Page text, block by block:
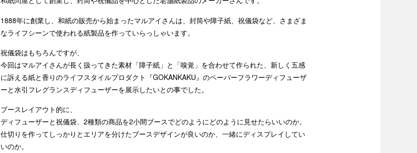
1888年に創業し、和紙の販売から始まったマルアイさんは、封筒や障子紙、祝儀袋など、さまざま
なライフシーンで使われる紙製品を作っていらっしゃいます。
祝儀袋はもちろんですが、
今回はマルアイさんが長く扱ってきた素材「障子紙」と「嗅覚」を合わせて作られた、新しく五感
に訴える紙と香りのライフスタイルプロダクト『GOKANKAKU』のペーパーフラワーディフューザ
ーと水引フレグランスディフューザーを展示したいとの事でした。
ブースレイアウト的に、
ディフューザーと祝儀袋、2種類の商品を2小間ブースでどのようにどのように見せたらいいのか。
仕切りを作ってしっかりとエリアを分けたブースデザインが良いのか、一緒にディスプレイしてい
いのか。